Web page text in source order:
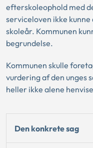
efterskoleophold med
serviceloven ikke kunne
skoleår. Kommunen
begrundelse.
Kommunen skulle
vurdering af den unges
heller ikke alene
Den konkrete sag